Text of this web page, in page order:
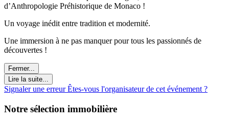
d’Anthropologie Préhistorique de Monaco !
Un voyage inédit entre tradition et modernité.
Une immersion à ne pas manquer pour tous les passionnés de
découvertes !
Fermer...
Lire la suite...
Signaler une erreurÊtes-vous l'organisateur de cet événement ?
Notre sélection immobilière